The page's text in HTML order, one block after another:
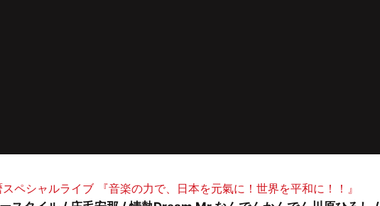
ペシャルライブ 『音楽の力で、日本を元氣に！世界を平和に！！』